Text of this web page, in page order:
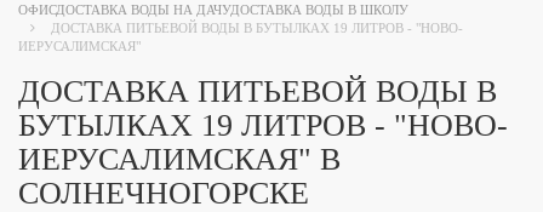
ОФИСДОСТАВКА ВОДЫ НА ДАЧУДОСТАВКА ВОДЫ В ШКОЛУ
ДОСТАВКА ПИТЬЕВОЙ ВОДЫ В БУТЫЛКАХ 19 ЛИТРОВ - "НОВО-
ИЕРУСАЛИМСКАЯ"
ДОСТАВКА ПИТЬЕВОЙ ВОДЫ В
БУТЫЛКАХ 19 ЛИТРОВ - "НОВО-
ИЕРУСАЛИМСКАЯ" В
СОЛНЕЧНОГОРСКЕ